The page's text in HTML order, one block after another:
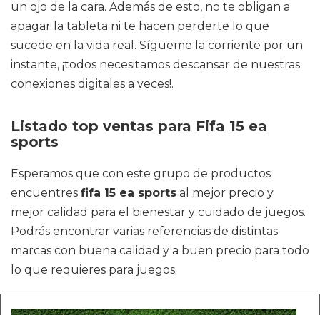
un ojo de la cara. Además de esto, no te obligan a
apagar la tableta ni te hacen perderte lo que
sucede en la vida real. Sígueme la corriente por un
instante, ¡todos necesitamos descansar de nuestras
conexiones digitales a veces!.
Listado top ventas para Fifa 15 ea
sports
Esperamos que con este grupo de productos
encuentres fifa 15 ea sports al mejor precio y
mejor calidad para el bienestar y cuidado de juegos.
Podrás encontrar varias referencias de distintas
marcas con buena calidad y a buen precio para todo
lo que requieres para juegos.